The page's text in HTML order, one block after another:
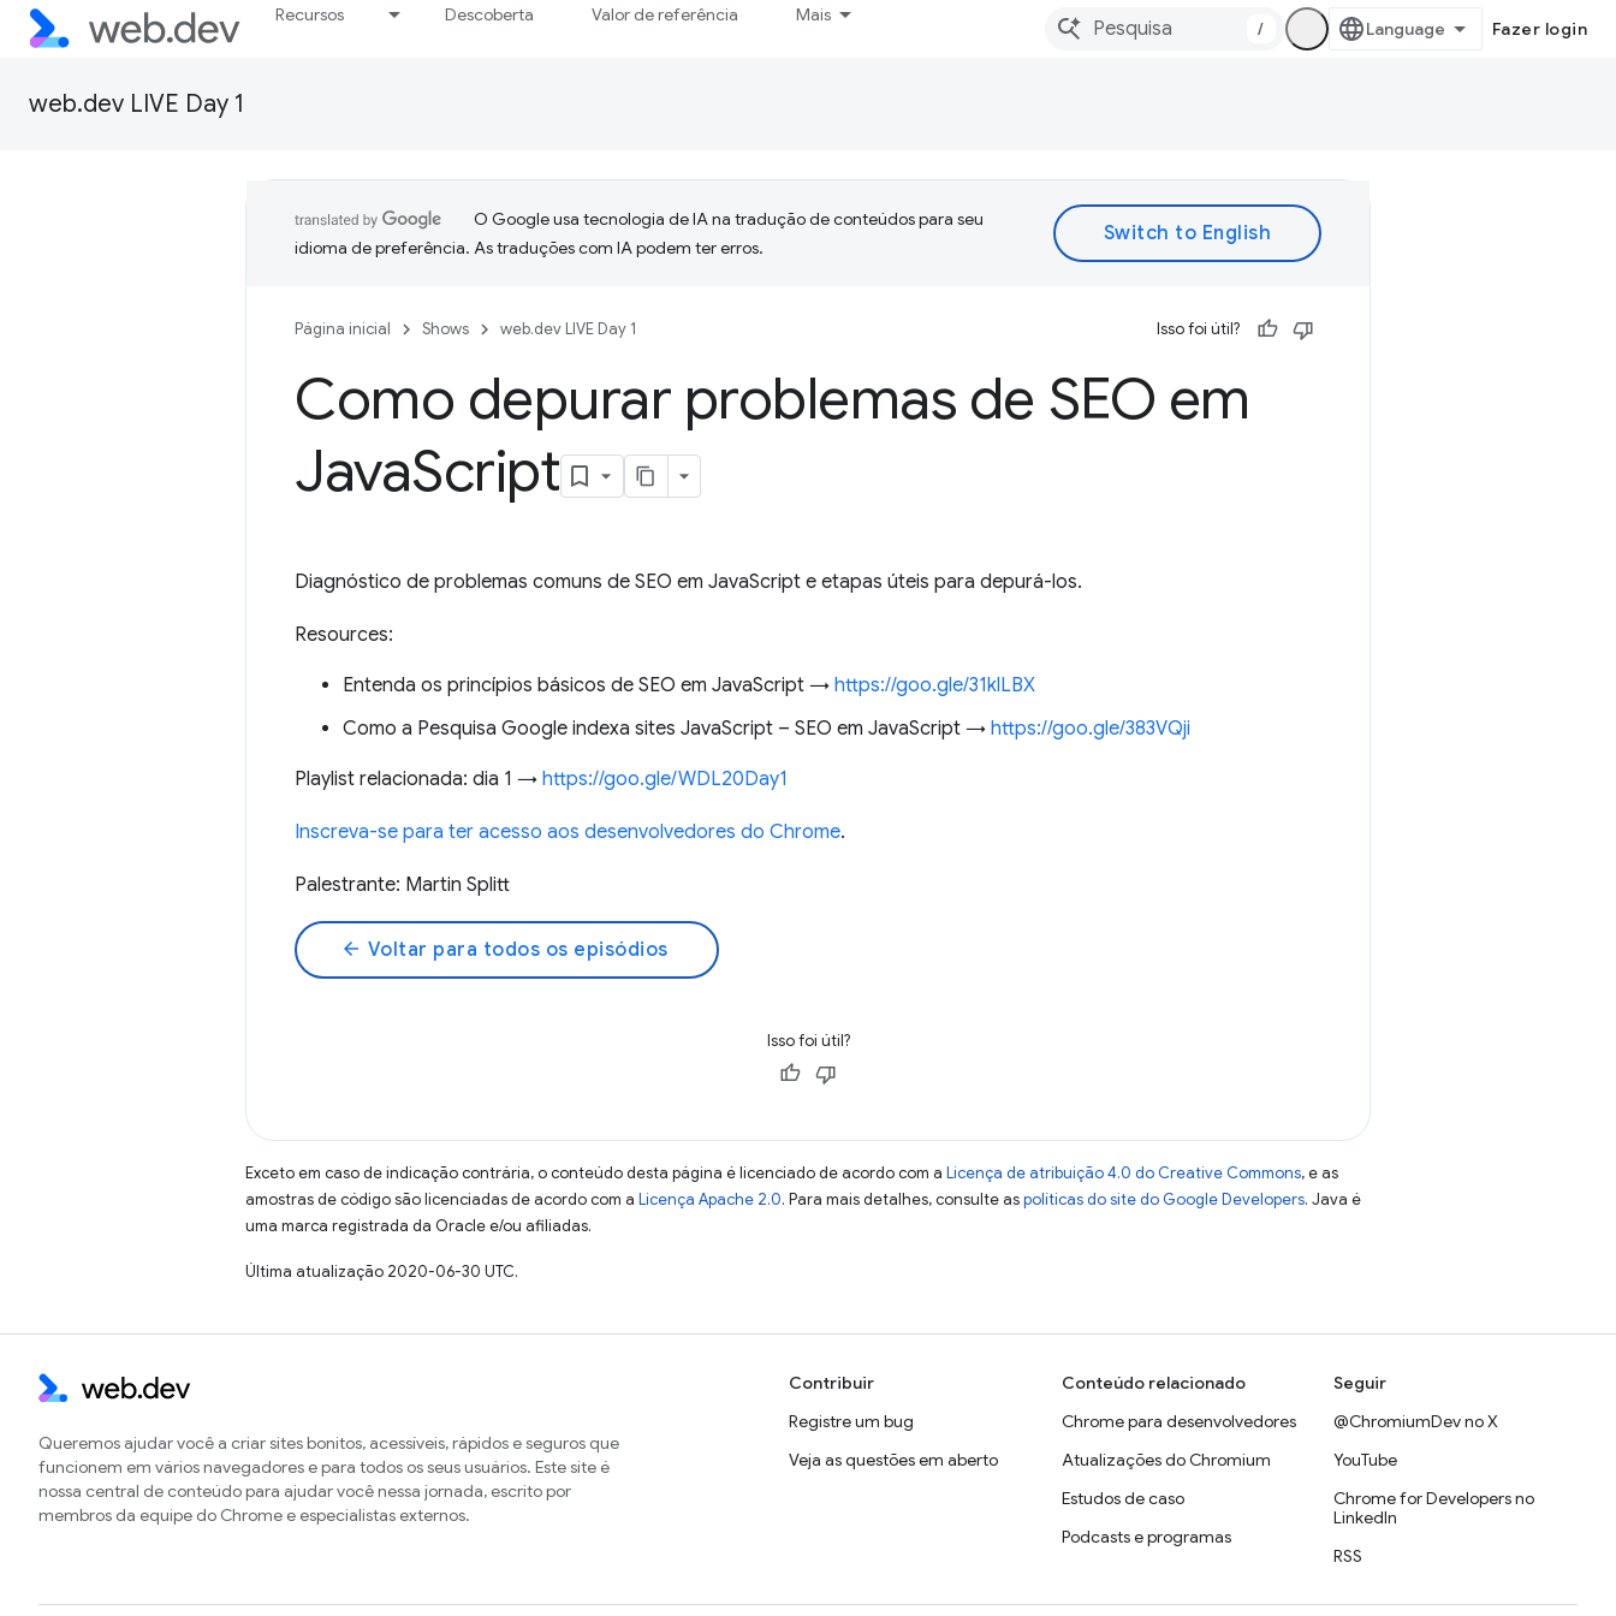
Recursos Descoberta Valor de referência Mais
/ Fazer login
web.dev LIVE Day 1
O Google usa tecnologia de IA na tradução de conteúdos para seu
idioma de preferência. As traduções com IA podem ter erros.
Página inicial Shows web.dev LIVE Day 1 Isso foi útil?
Como depurar problemas de SEO em
JavaScript
Diagnóstico de problemas comuns de SEO em JavaScript e etapas úteis para depurá-los.
Resources:
Entenda os princípios básicos de SEO em JavaScript → https://goo.gle/31klLBX
Como a Pesquisa Google indexa sites JavaScript – SEO em JavaScript → https://goo.gle/383VQji
Playlist relacionada: dia 1 → https://goo.gle/WDL20Day1
Inscreva-se para ter acesso aos desenvolvedores do Chrome.
Palestrante: Martin Splitt
arrow_back Voltar para todos os episódios
Isso foi útil?
Exceto em caso de indicação contrária, o conteúdo desta página é licenciado de acordo com a Licença de atribuição 4.0 do Creative Commons, e as
amostras de código são licenciadas de acordo com a Licença Apache 2.0. Para mais detalhes, consulte aspolíticas do site do Google Developers. Java é
uma marca registrada da Oracle e/ou afiliadas.
Última atualização 2020-06-30 UTC.
Queremos ajudar você a criar sites bonitos, acessíveis, rápidos e seguros que
funcionem em vários navegadores e para todos os seus usuários. Este site é
nossa central de conteúdo para ajudar você nessa jornada, escrito por
membros da equipe do Chrome e especialistas externos.
Contribuir
Registre um bug
Veja as questões em aberto
Conteúdo relacionado
Chrome para desenvolvedores
Atualizações do Chromium
Estudos de caso
Podcasts e programas
Seguir
@ChromiumDev no X
YouTube
Chrome for Developers no
LinkedIn
RSS